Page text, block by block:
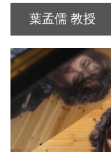
葉孟儒 教授